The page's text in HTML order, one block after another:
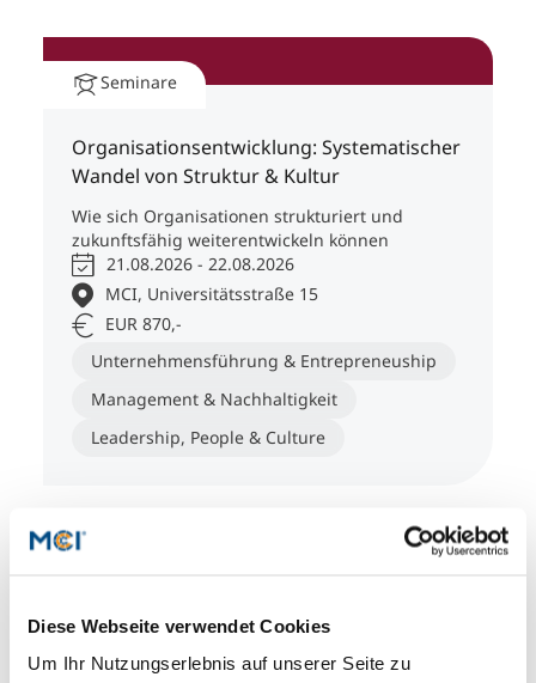
Diese Webseite verwendet Cookies
Um Ihr Nutzungserlebnis auf unserer Seite zu
Seminare
Organisationsentwicklung: Systematischer
Wandel von Struktur & Kultur
Wie sich Organisationen strukturiert und
zukunftsfähig weiterentwickeln können
21.08.2026 - 22.08.2026
MCI, Universitätsstraße 15
EUR 870,-
Unternehmensführung & Entrepreneuship
Management & Nachhaltigkeit
Leadership, People & Culture
Agiles Projektmanagement